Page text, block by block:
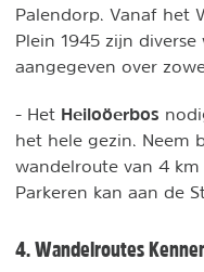
Palendorp. Vanaf het
Plein 1945 zijn
aangegeven over
- Het Heiloöerbos
het hele gezin. Neem
wandelroute van 4
Parkeren kan aan de
4. Wandelroutes